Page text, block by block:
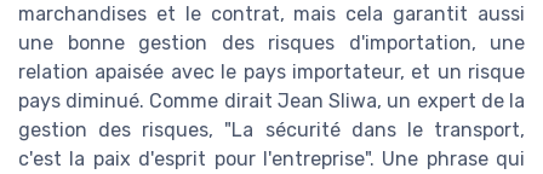
marchandises et le contrat, mais cela garantit aussi
une bonne gestion des risques d'importation, une
relation apaisée avec le pays importateur, et un risque
pays diminué. Comme dirait Jean Sliwa, un expert de la
gestion des risques, "La sécurité dans le transport,
c'est la paix d'esprit pour l'entreprise". Une phrase qui